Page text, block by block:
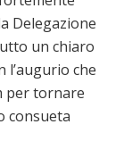
Delegazione
un chiaro
l’augurio che
per tornare
consueta